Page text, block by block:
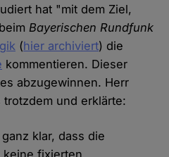
hat "mit dem Ziel,
Bayerischen Rundfunk
(hier archiviert) die
kommentieren. Dieser
abzugewinnen. Herr
und erklärte:
klar, dass die